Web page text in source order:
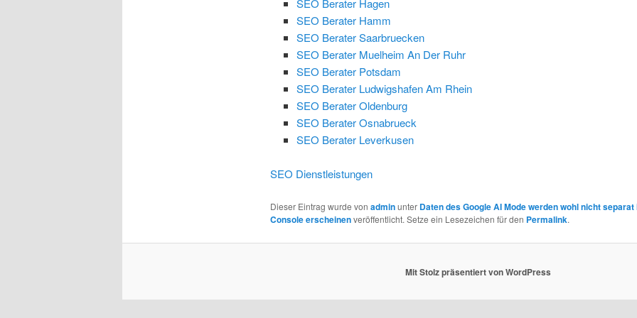
SEO Berater Hagen
SEO Berater Hamm
SEO Berater Saarbruecken
SEO Berater Muelheim An Der Ruhr
SEO Berater Potsdam
SEO Berater Ludwigshafen Am Rhein
SEO Berater Oldenburg
SEO Berater Osnabrueck
SEO Berater Leverkusen
SEO Dienstleistungen
Dieser Eintrag wurde von adminunter Daten des Google AI Mode werden wohl nicht
Console erscheinenveröffentlicht. Setze ein Lesezeichen für den Permalink.
Mit Stolz präsentiert von WordPress